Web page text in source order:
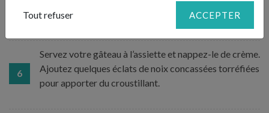
que votre crème ne bouille pas.
6
Servez votre gâteau à l’assiette et nappez-le de crème.
Ajoutez quelques éclats de noix concassées torréfiées
pour apporter du croustillant.
Tout refuser ACCEPTER